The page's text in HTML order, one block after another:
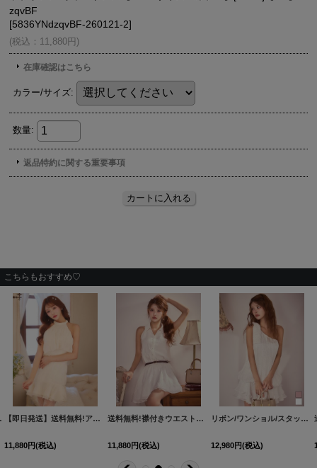
こちらもおすすめ♡
[JE6035-2509] [
【YN】dzw 【即日発送】送料無料!アメスリシフォンマーメイドミニドレス/キャバドレス【XS-Lサイズ/1カラー】[OF01]【SB】dzjvBF
11,880円(税込)
送料無料!襟付きウエストベルトフレアミニドレス/キャバドレス【XS-Lサイズ/1カラー】[OF01]【SB】dzwvAG
11,880円(税込)
リボン/ワンショル/スタッズ/シフォン/プリーツ/ミニドレス/キャバドレス【S-Mサイズ/2カラー】[OF03]【YN】dzwvBF
12,980円(税込)